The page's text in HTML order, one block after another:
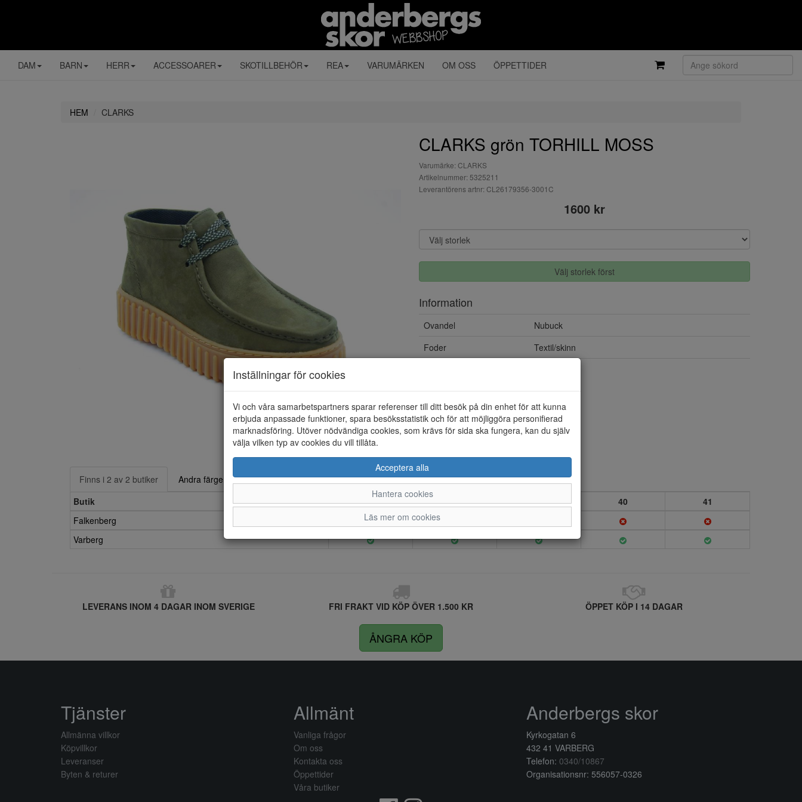
DAM BARN HERR ACCESSOARER SKOTILLBEHÖR REA VARUMÄRKEN OM OSS ÖPPETTIDER
HEM CLARKS
CLARKS grön TORHILL MOSS
Varumärke: CLARKS
Artikelnummer: 5325211
Leverantörens artnr: CL26179356-3001C
1600 kr
Välj storlek först
Information
Ovandel
Nubuck
Foder
Textil/skinn
Finns i 2 av 2 butiker
Andra färger
Butik
37 38 39 40
41
Falkenberg
Varberg
LEVERANS INOM 4 DAGAR INOM SVERIGE FRI FRAKT VID KÖP ÖVER 1.500 KR ÖPPET KÖP I 14 DAGAR
ÅNGRA KÖP
Inställningar för cookies
Vi och våra samarbetspartners sparar referenser till ditt besök på din enhet för att kunna
erbjuda anpassade funktioner, spara besöksstatistik och för att möjliggöra personifierad
marknadsföring. Utöver nödvändiga cookies, som krävs för sida ska fungera, kan du själv
välja vilken typ av cookies du vill tillåta.
Acceptera alla
Hantera cookies
Läs mer om cookies
Tjänster
Allmänna villkor
Köpvillkor
Leveranser
Byten & returer
Allmänt
Vanliga frågor
Om oss
Kontakta oss
Öppettider
Våra butiker
Anderbergs skor
Kyrkogatan 6
432 41 VARBERG
Telefon: 0340/10867
Organisationsnr: 556057-0326